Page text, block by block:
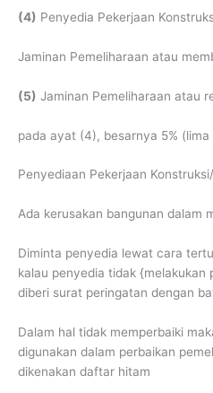
(4) Penyedia Pekerjaan
Jaminan Pemeliharaan atau
(5) Jaminan Pemeliharaan atau
pada ayat (4), besarnya 5%
Penyediaan Pekerjaan
Ada kerusakan bangunan dalam
Diminta penyedia lewat cara
kalau penyedia tidak {melakukan
diberi surat peringatan dengan
Dalam hal tidak memperbaiki
digunakan dalam perbaikan
dikenakan daftar hitam